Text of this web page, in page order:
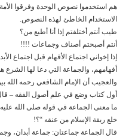
هم استخدموا نصوص الوحدة وفرقوا
الاستخدام الخاطئ لهذه النصوص.
طيب أنتم أختلفتم إذا أنا أطيع من؟
أنتم أصبحتم أصناف وجماعات !!!!
إذا إخواني اجتماع الأفهام قبل اجتماع
أفهامهم، والجماعة التي دعا لها
والعجيب أن الإمام الشافعي رحمه الله
أول كتاب وضع في علم أصول الفقه –
ما معنى الجماعة في قوله صلى الله
خلع ربقة الإسلام من عنقه “؟!
قال الجماعة جماعتان: جماعة أبدان،